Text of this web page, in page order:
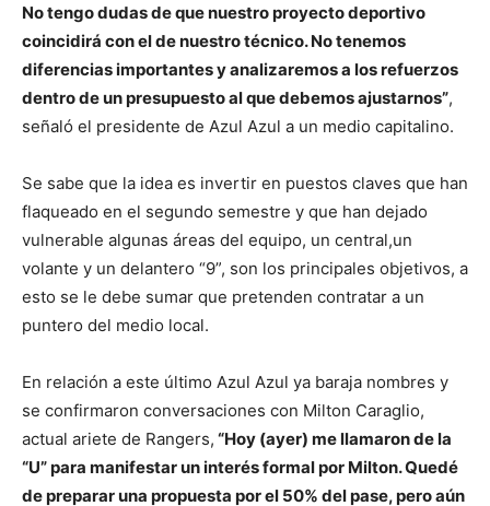
No tengo dudas de que nuestro proyecto deportivo
coincidirá con el de nuestro técnico. No tenemos
diferencias importantes y analizaremos a los refuerzos
dentro de un presupuesto al que debemos ajustarnos”,
señaló el presidente de Azul Azul a un medio capitalino.
Se sabe que la idea es invertir en puestos claves que han
flaqueado en el segundo semestre y que han dejado
vulnerable algunas áreas del equipo, un central,un
volante y un delantero “9”, son los principales objetivos, a
esto se le debe sumar que pretenden contratar a un
puntero del medio local.
En relación a este último Azul Azul ya baraja nombres y
se confirmaron conversaciones con Milton Caraglio,
actual ariete de Rangers, “Hoy (ayer) me llamaron de la
“U” para manifestar un interés formal por Milton. Quedé
de preparar una propuesta por el 50% del pase, pero aún